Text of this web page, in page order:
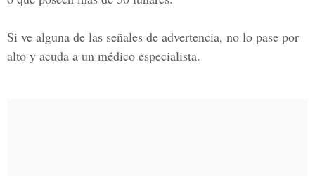
Si ve alguna de las señales de advertencia, no lo pase por
alto y acuda a un médico especialista.